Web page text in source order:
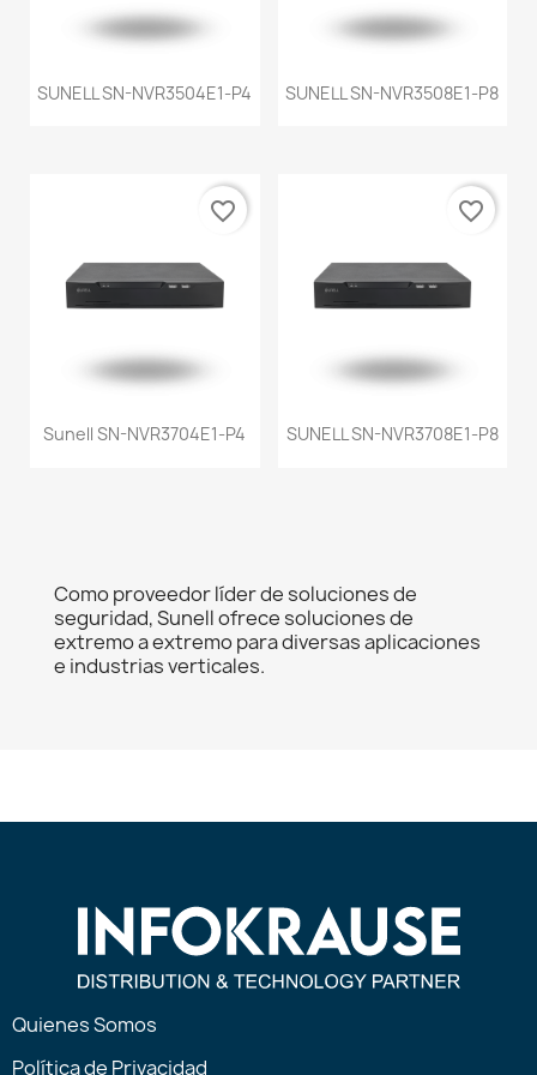
SUNELL SN-NVR3504E1-P4 SUNELL SN-NVR3508E1-P8
Sunell SN-NVR3704E1-P4
favorite_border
SUNELL SN-NVR3708E1-P8
favorite_border
Como proveedor líder de soluciones de
seguridad, Sunell ofrece soluciones de
extremo a extremo para diversas aplicaciones
e industrias verticales.
Quienes Somos
Política de Privacidad